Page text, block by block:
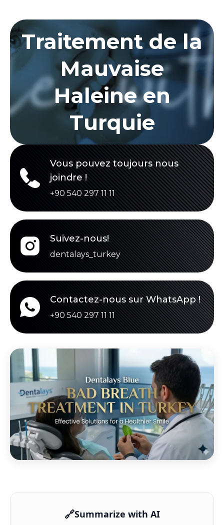
Traitement de la
Mauvaise
Haleine en
Turquie
Vous pouvez toujours nous
joindre !
+90 540 297 11 11
Suivez-nous!
dentalays_turkey
Contactez-nous sur WhatsApp !
+90 540 297 11 11
🔗Summarize with AI